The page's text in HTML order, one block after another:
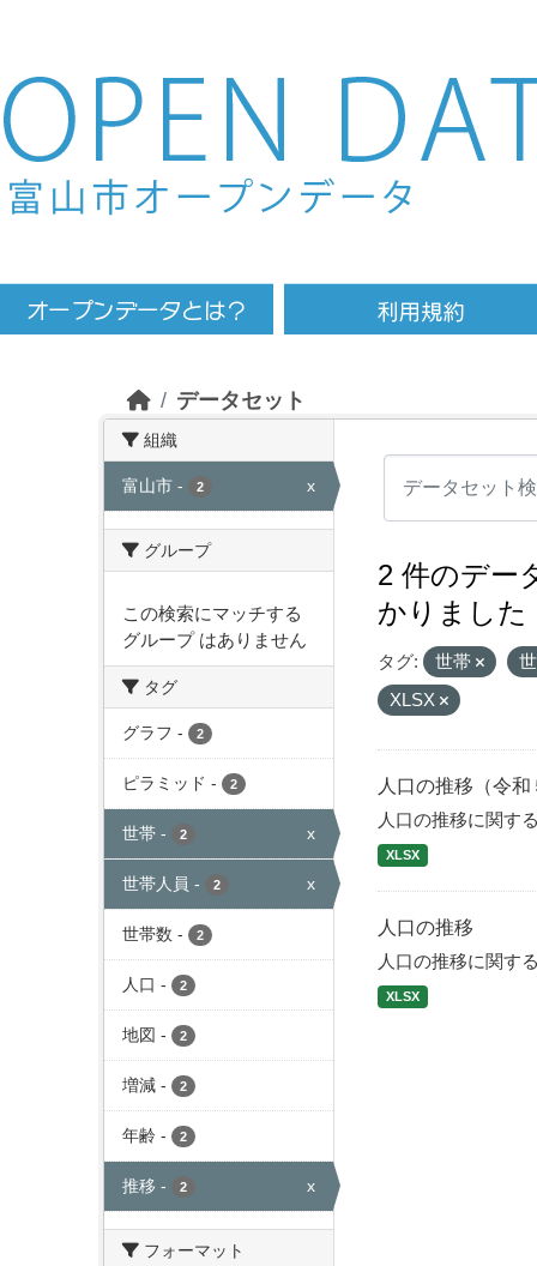
Skip to main content
データセット
組織
富山市 - 2 x
グループ
この検索にマッチする
グループ はありません
タグ
グラフ - 2
ピラミッド - 2
世帯 - 2 x
世帯人員 - 2 x
世帯数 - 2
人口 - 2
地図 - 2
増減 - 2
年齢 - 2
推移 - 2 x
フォーマット
2 件のデー
かりました
タグ: 世帯
XLSX
人口の推移（令和
人口の推移に関す
XLSX
人口の推移
人口の推移に関す
XLSX